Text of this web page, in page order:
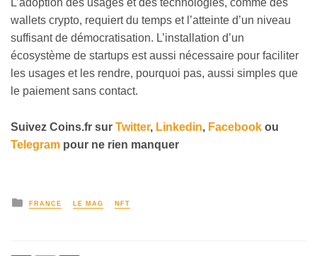
L’adoption des usages et des technologies, comme des
wallets crypto, requiert du temps et l’atteinte d’un niveau
suffisant de démocratisation. L’installation d’un
écosystème de startups est aussi nécessaire pour faciliter
les usages et les rendre, pourquoi pas, aussi simples que
le paiement sans contact.
Suivez Coins.fr sur Twitter, Linkedin, Facebook ou
Telegram pour ne rien manquer
FRANCE LE MAG NFT